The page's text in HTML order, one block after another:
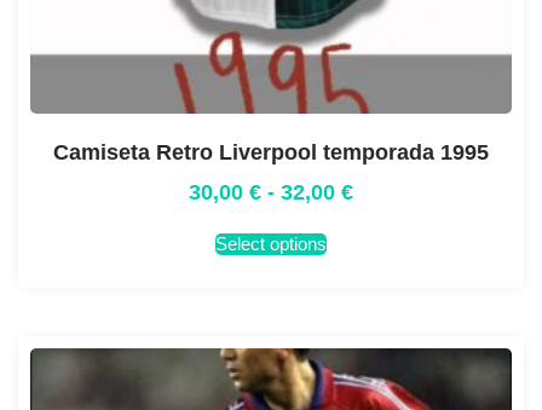
Camiseta Retro Liverpool temporada 1995
30,00 € - 32,00 €
Select options